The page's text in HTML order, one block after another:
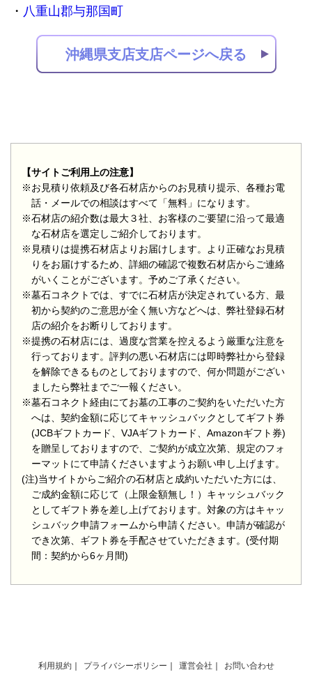
八重山郡与那国町
沖縄県支店支店ページへ戻る
【サイトご利用上の注意】
※お見積り依頼及び各石材店からのお見積り提示、各種お電
話・メールでの相談はすべて「無料」になります。
※石材店の紹介数は最大３社、お客様のご要望に沿って最適
な石材店を選定しご紹介しております。
※見積りは提携石材店よりお届けします。より正確なお見積
りをお届けするため、詳細の確認で複数石材店からご連絡
がいくことがございます。予めご了承ください。
※墓石コネクトでは、すでに石材店が決定されている方、最
初から契約のご意思が全く無い方などへは、弊社登録石材
店の紹介をお断りしております。
※提携の石材店には、過度な営業を控えるよう厳重な注意を
行っております。評判の悪い石材店には即時弊社から登録
を解除できるものとしておりますので、何か問題がござい
ましたら弊社までご一報ください。
※墓石コネクト経由にてお墓の工事のご契約をいただいた方
へは、契約金額に応じてキャッシュバックとしてギフト券
(JCBギフトカード、VJAギフトカード、Amazonギフト券)
を贈呈しておりますので、ご契約が成立次第、規定のフォ
ーマットにて申請くださいますようお願い申し上げます。
(注)当サイトからご紹介の石材店と成約いただいた方には、
ご成約金額に応じて（上限金額無し！）キャッシュバック
としてギフト券を差し上げております。対象の方はキャッ
シュバック申請フォームから申請ください。申請が確認が
でき次第、ギフト券を手配させていただきます。(受付期
間：契約から6ヶ月間)
利用規約 プライバシーポリシー 運営会社 お問い合わせ